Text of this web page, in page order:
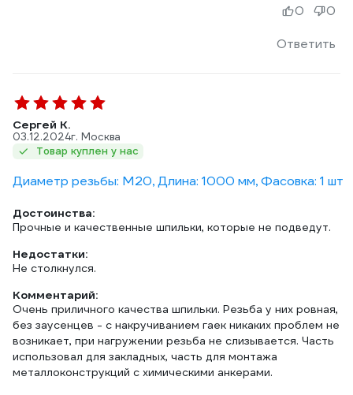
Ответить
0 0
Сергей К.
03.12.2024г. Москва
Товар куплен у нас
Диаметр резьбы: М20, Длина: 1000 мм, Фасовка: 1 шт
Достоинства:
Прочные и качественные шпильки, которые не подведут.
Недостатки:
Не столкнулся.
Комментарий:
Очень приличного качества шпильки. Резьба у них ровная,
без заусенцев - с накручиванием гаек никаких проблем не
возникает, при нагружении резьба не слизывается. Часть
использовал для закладных, часть для монтажа
металлоконструкций с химическими анкерами.